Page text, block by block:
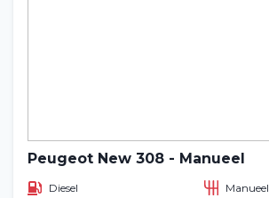
Peugeot New 308 - Manueel
Diesel
Manueel